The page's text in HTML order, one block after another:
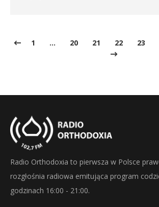
1 … 20 21 22 23
Radio Orthodoxia to pierwsza w Polsce
rozgłośnia radiowa emitująca program
godzinach 16:00 - 21:00.